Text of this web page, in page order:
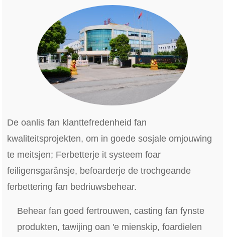
De oanlis fan klanttefredenheid fan
kwaliteitsprojekten, om in goede sosjale omjouwing
te meitsjen; Ferbetterje it systeem foar
feiligensgarânsje, befoarderje de trochgeande
ferbettering fan bedriuwsbehear.
Behear fan goed fertrouwen, casting fan fynste
produkten, tawijing oan 'e mienskip, foardielen